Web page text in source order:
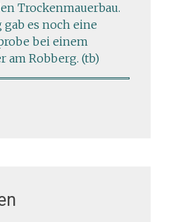
Trockenmauerbau.
es noch eine
bei einem
am Robberg. (tb)